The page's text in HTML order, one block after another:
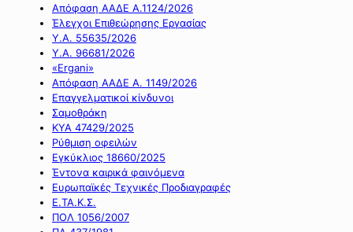
Απόφαση ΑΑΔΕ Α.1124/2026
Έλεγχοι Επιθεώρησης Εργασίας
Υ.Α. 55635/2026
Υ.Α. 96681/2026
«Ergani»
Απόφαση ΑΑΔΕ Α. 1149/2026
Επαγγελματικοί κίνδυνοι
Σαμοθράκη
ΚΥΑ 47429/2025
Ρύθμιση οφειλών
Εγκύκλιος 18660/2025
Έντονα καιρικά φαινόμενα
Ευρωπαϊκές Τεχνικές Προδιαγραφές
Ε.ΤΑ.Κ.Σ.
ΠΟΛ 1056/2007